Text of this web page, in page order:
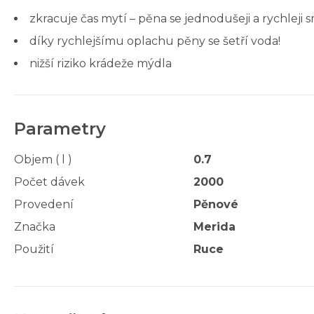
zkracuje čas mytí – pěna se jednodušeji a rychleji
díky rychlejšímu oplachu pěny se šetří voda!
nižší riziko krádeže mýdla
Parametry
Objem ( l )
0.7
Počet dávek
2000
Provedení
Pěnové
Značka
Merida
Použití
Ruce